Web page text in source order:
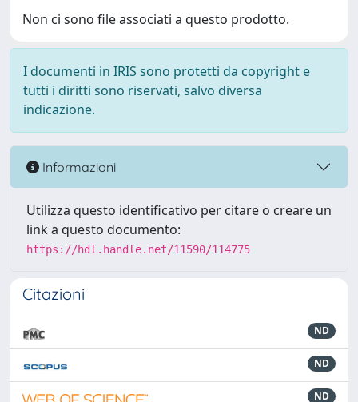
Non ci sono file associati a questo prodotto.
I documenti in IRIS sono protetti da copyright e
tutti i diritti sono riservati, salvo diversa
indicazione.
Informazioni
Utilizza questo identificativo per citare o creare un
link a questo documento:
https://hdl.handle.net/11590/114775
Citazioni
ND
ND
ND